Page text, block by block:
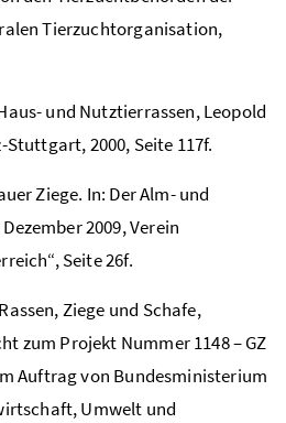
Tierzuchtorganisation,
und Nutztierrassen, Leopold
Stuttgart, 2000, Seite 117f.
Ziege. In: Der Alm- und
2009, Verein
Seite 26f.
Ziege und Schafe,
zum Projekt Nummer 1148 – GZ
Auftrag von Bundesministerium
Umwelt und